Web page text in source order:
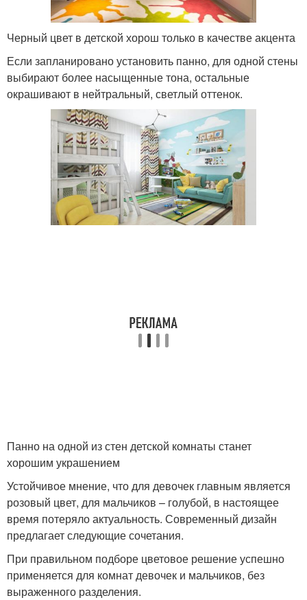
Черный цвет в детской хорош только в качестве акцента
Если запланировано установить панно, для одной стены
выбирают более насыщенные тона, остальные
окрашивают в нейтральный, светлый оттенок.
Панно на одной из стен детской комнаты станет
хорошим украшением
Устойчивое мнение, что для девочек главным является
розовый цвет, для мальчиков – голубой, в настоящее
время потеряло актуальность. Современный дизайн
предлагает следующие сочетания.
При правильном подборе цветовое решение успешно
применяется для комнат девочек и мальчиков, без
выраженного разделения.